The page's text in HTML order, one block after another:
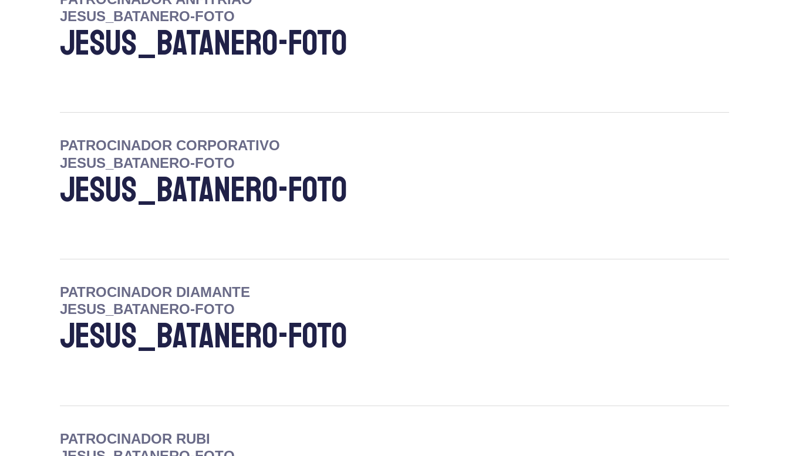
JESUS_BATANERO-FOTO
JESUS_BATANERO-FOTO
PATROCINADOR CORPORATIVO
JESUS_BATANERO-FOTO
JESUS_BATANERO-FOTO
PATROCINADOR DIAMANTE
JESUS_BATANERO-FOTO
JESUS_BATANERO-FOTO
PATROCINADOR RUBI